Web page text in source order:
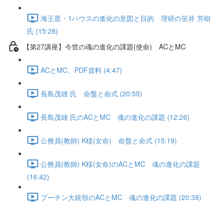
海王星・1ハウスの進化の意図と目的 理研の笹井 芳樹
氏 (15:28)
【第27講座】今世の魂の進化の課題(使命) ACとMC
ACとMC、PDF資料 (4:47)
長島茂雄 氏 命盤と命式 (20:55)
長島茂雄 氏のACとMC 魂の進化の課題 (12:26)
公務員(教師) K様(女命) 命盤と命式 (15:19)
公務員(教師) K様(女命)のACとMC 魂の進化の課題
(16:42)
プーチン大統領のACとMC 魂の進化の課題 (20:38)